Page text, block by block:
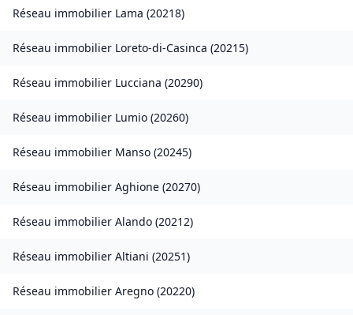
Réseau immobilier Lama (20218)
Réseau immobilier Loreto-di-Casinca (20215)
Réseau immobilier Lucciana (20290)
Réseau immobilier Lumio (20260)
Réseau immobilier Manso (20245)
Réseau immobilier Aghione (20270)
Réseau immobilier Alando (20212)
Réseau immobilier Altiani (20251)
Réseau immobilier Aregno (20220)